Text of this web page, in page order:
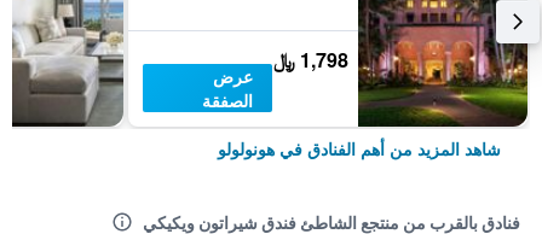
1,798 ﷼
عرض
الصفقة
شاهد المزيد من أهم الفنادق في هونولولو
فنادق بالقرب من منتجع الشاطئ فندق شيراتون ويكيكي